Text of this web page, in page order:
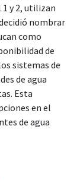
y 2, utilizan
nombrar
como
de
sistemas de
de agua
Esta
en el
de agua